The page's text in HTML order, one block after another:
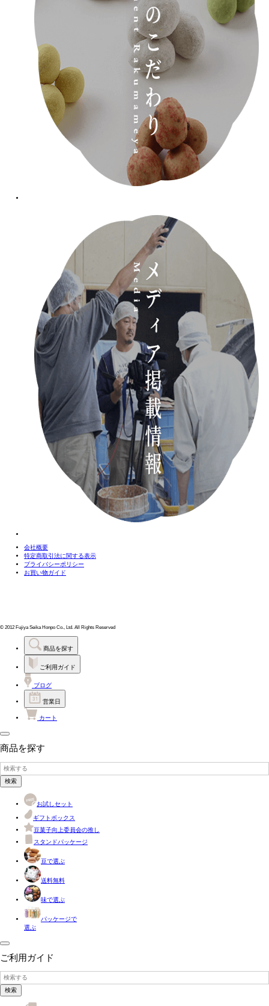
会社概要
特定商取引法に関する表示
プライバシーポリシー
お買い物ガイド
© 2012 Fujiya Seika Honpo Co., Ltd. All Rights Reserved
商品を探す
ご利用ガイド
ブログ
営業日
カート
商品を探す
検索
お試しセット
ギフトボックス
豆菓子向上委員会の推し
スタンドパッケージ
豆で選ぶ
送料無料
味で選ぶ
パッケージで
選ぶ
ご利用ガイド
検索